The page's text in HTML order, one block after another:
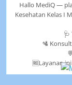
Hallo MediQ —
Kesehatan Kelas I
🩺
🛂
🆓Layanan